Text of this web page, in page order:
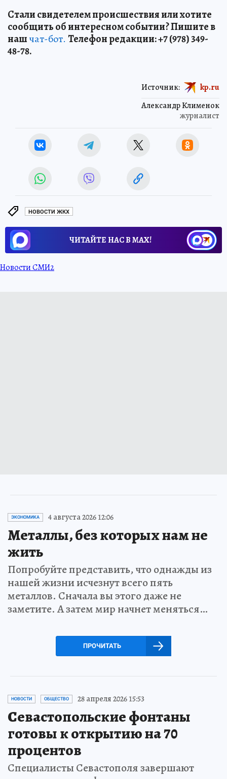
Стали свидетелем происшествия или хотите
сообщить об интересном событии? Пишите в
нашчат-бот. Телефон редакции: +7 (978) 349-
48-78.
Александр Клименок
журналист
Источник: kp.ru
НОВОСТИ ЖКХ
ЧИТАЙТЕ НАС В МАХ!
Новости СМИ2
ЭКОНОМИКА 4 августа 2026 12:06
Металлы, без которых нам не
жить
Попробуйте представить, что однажды из
нашей жизни исчезнут всего пять
металлов. Сначала вы этого даже не
заметите. А затем мир начнет меняться…
ПРОЧИТАТЬ
НОВОСТИ ОБЩЕСТВО 28 апреля 2026 15:53
Севастопольские фонтаны
готовы к открытию на 70
процентов
Специалисты Севастополя завершают